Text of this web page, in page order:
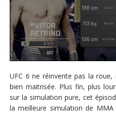
UFC 6 ne réinvente pas la
bien maitrisée. Plus fin, plus
sur la simulation pure, cet
la meilleure simulation de